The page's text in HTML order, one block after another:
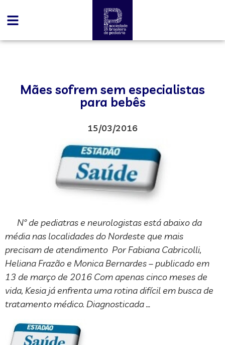
Mães sofrem sem especialistas
para bebês
15/03/2016
Nº de pediatras e neurologistas está abaixo da
média nas localidades do Nordeste que mais
precisam de atendimento Por Fabiana Cabricolli,
Heliana Frazão e Monica Bernardes – publicado em
13 de março de 2016 Com apenas cinco meses de
vida, Kesia já enfrenta uma rotina difícil em busca de
tratamento médico. Diagnosticada …